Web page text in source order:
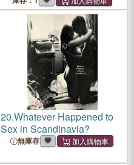
20.Whatever Happened to
Sex in Scandinavia?
無庫存